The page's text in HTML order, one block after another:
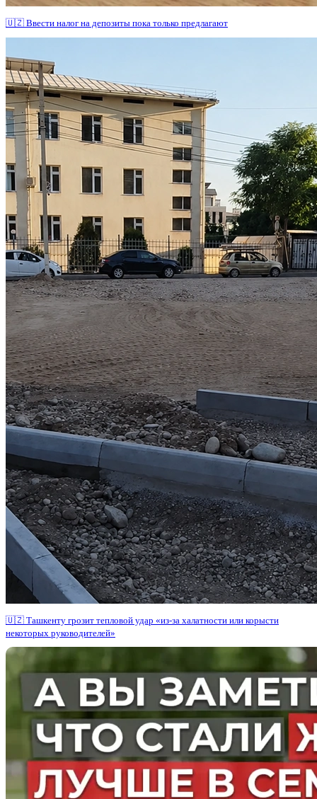
🇺🇿 Ввести налог на депозиты пока только предлагают
🇺🇿 Ташкенту грозит тепловой удар «из-за халатности или корысти
некоторых руководителей»